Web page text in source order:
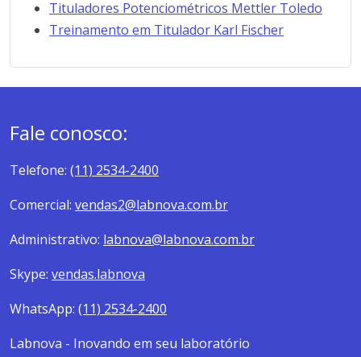
Tituladores Potenciométricos Mettler Toledo
Treinamento em Titulador Karl Fischer
Fale conosco:
Telefone: (11) 2534-2400
Comercial: vendas2@labnova.com.br
Administrativo: labnova@labnova.com.br
Skype: vendas.labnova
WhatsApp: (11) 2534-2400
Labnova - Inovando em seu laboratório